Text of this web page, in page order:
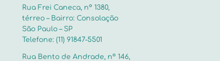
Rua Frei Caneca, nº 1380,
térreo – Bairro: Consolação
São Paulo – SP
Telefone: (11) 91847-5501
Rua Bento de Andrade, nº 146,